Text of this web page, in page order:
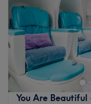
Les spécialités de
Les marques et
Lamination.
Samedi
Dimanche
You Are Beautiful